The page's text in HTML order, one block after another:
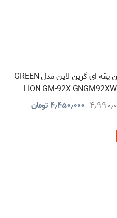
میکروفون یقه ای گرین لاین مدل GREEN
LION GM-92X
۴٫۴۵۰٫۰۰۰ تومان